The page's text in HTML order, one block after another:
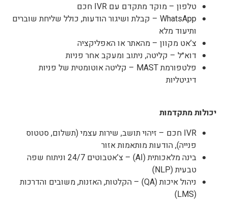
טלפון – מוקד מתקדם עם IVR חכם
WhatsApp – קבלת ושיגור הודעות, כולל שליחת שוברים
ותיעוד מלא
צ’אט מקוון – מהאתר או האפליקציה
דוא״ל – קליטה, ניתוב ומעקב אחר פניות
פלטפורמת MAST – קליטה אוטומטית של פניות
דיגיטליות
יכולות מתקדמות
IVR חכם – זיהוי תושב, שירות עצמי (תשלום, סטטוס
פנייה), הודעות מותאמות אזור
בינה מלאכותית (AI) – צ’אטבוטים 24/7 וניתוח שפה
טבעית (NLP)
ניהול איכות (QA) – הקלטות, האזנות, משובים והדרכות
(LMS)